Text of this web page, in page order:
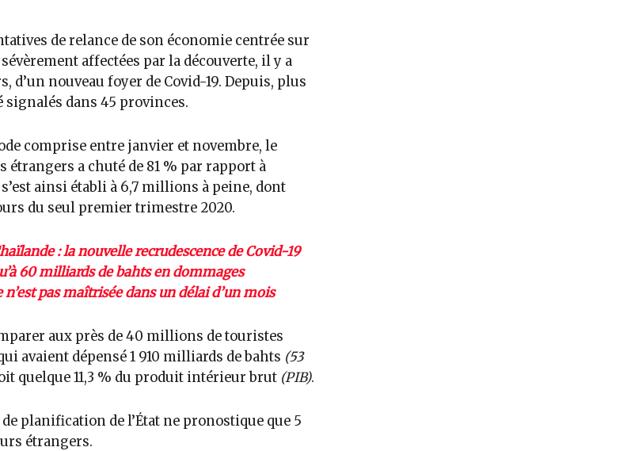
de relance de son économie centrée sur
affectées par la découverte, il y a
d’un nouveau foyer de Covid-19. Depuis, plus
signalés dans 45 provinces.
comprise entre janvier et novembre, le
étrangers a chuté de 81 % par rapport à
ainsi établi à 6,7 millions à peine, dont
du seul premier trimestre 2020.
: la nouvelle recrudescence de Covid-19
60 milliards de bahts en dommages
pas maîtrisée dans un délai d’un mois
aux près de 40 millions de touristes
avaient dépensé 1 910 milliards de bahts (53
quelque 11,3 % du produit intérieur brut (PIB).
de planification de l’État ne pronostique que 5
étrangers.